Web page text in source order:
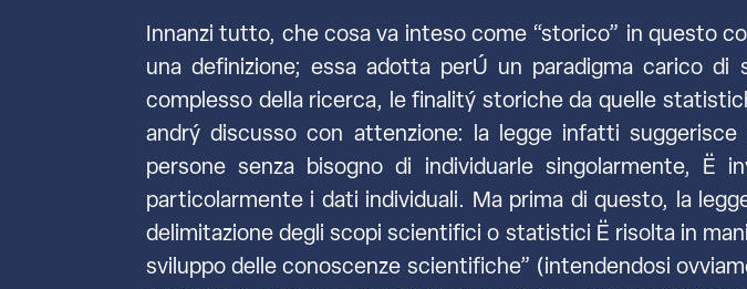
Innanzi tutto, che cosa va inteso come “storico” in questo
una definizione; essa adotta perÚ un paradigma carico
complesso della ricerca, le finalitý storiche da quelle
andrý discusso con attenzione: la legge infatti
persone senza bisogno di individuarle singolarmente, Ë
particolarmente i dati individuali. Ma prima di questo, la
delimitazione degli scopi scientifici o statistici Ë risolta in
sviluppo delle conoscenze scientifiche” (intendendosi